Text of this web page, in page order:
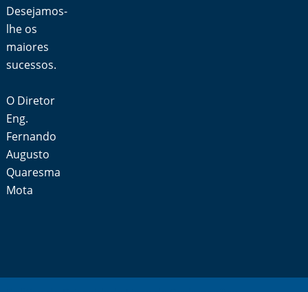
Desejamos-
lhe os
maiores
sucessos.
O Diretor
Eng.
Fernando
Augusto
Quaresma
Mota